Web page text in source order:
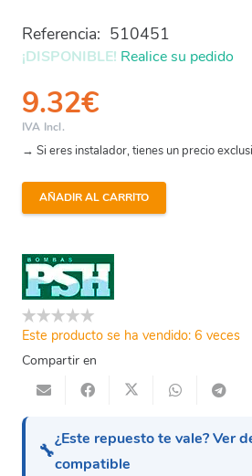
Referencia: 510451
¡DISPONIBLE! Realice su pedido
9.32€
IVA Incl.
→ Si eres instalador, tienes un precio
Micro
Cierre
Mecánico
Bomba
Psh
(2016
cantidad
AÑADIR AL CARRITO
Este producto se ha vendido: 6 veces
Compartir en
🔧
¿Este repuesto te vale? Ver
compatible